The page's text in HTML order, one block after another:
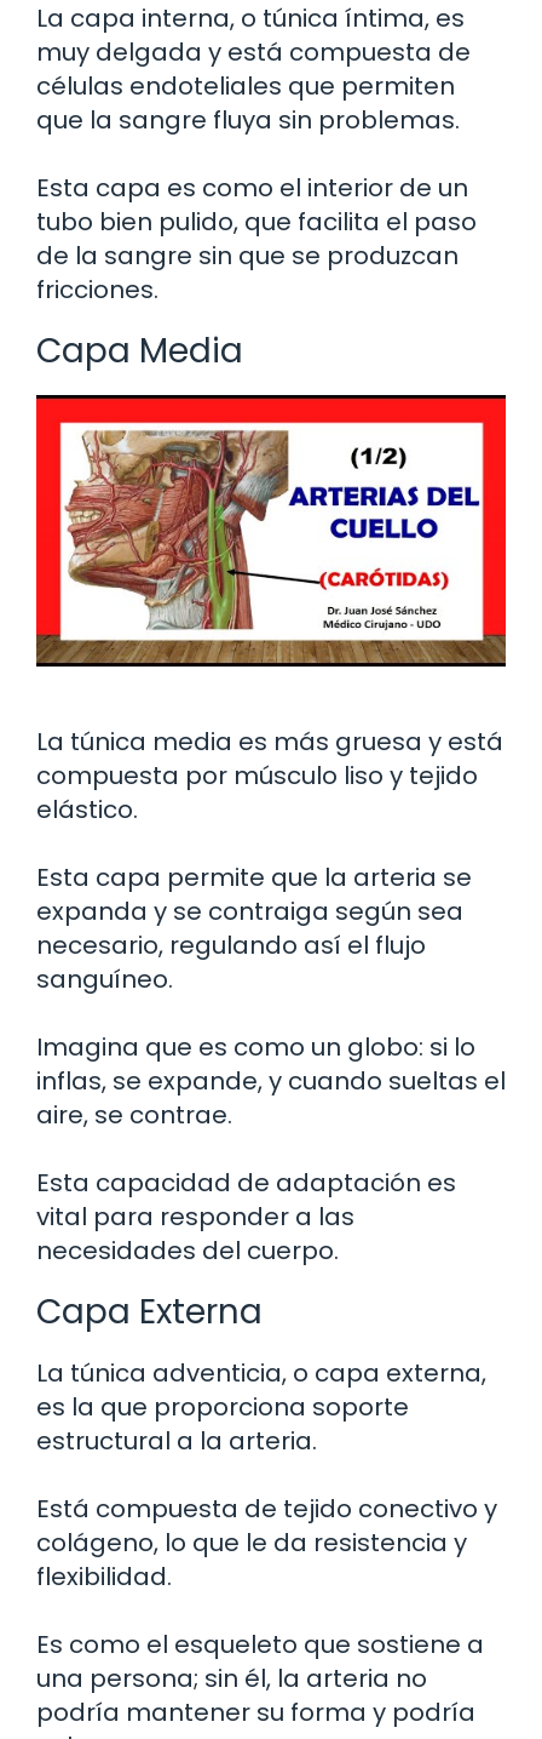
La capa interna, o túnica íntima, es
muy delgada y está compuesta de
células endoteliales que permiten
que la sangre fluya sin problemas.
Esta capa es como el interior de un
tubo bien pulido, que facilita el paso
de la sangre sin que se produzcan
fricciones.
Capa Media
La túnica media es más gruesa y está
compuesta por músculo liso y tejido
elástico.
Esta capa permite que la arteria se
expanda y se contraiga según sea
necesario, regulando así el flujo
sanguíneo.
Imagina que es como un globo: si lo
inflas, se expande, y cuando sueltas el
aire, se contrae.
Esta capacidad de adaptación es
vital para responder a las
necesidades del cuerpo.
Capa Externa
La túnica adventicia, o capa externa,
es la que proporciona soporte
estructural a la arteria.
Está compuesta de tejido conectivo y
colágeno, lo que le da resistencia y
flexibilidad.
Es como el esqueleto que sostiene a
una persona; sin él, la arteria no
podría mantener su forma y podría